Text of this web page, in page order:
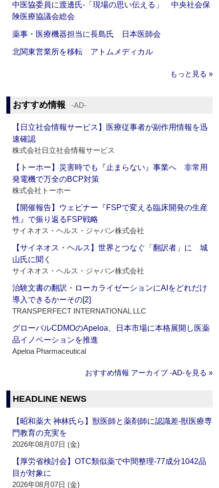
中医協委員に渡邊氏‐「現場の思い伝える」 中央社会保
険医療協議会総会
薬事・医療機器担当に長島氏 日本医師会
北関東営業所を移転 アトムメディカル
もっと見る »
おすすめ情報 ‐AD‐
【日立社会情報サービス】医療従事者が副作用情報を迅
速確認
株式会社日立社会情報サービス
【トーホー】災害時でも『止まらない』事業へ 非常用
発電機で万全のBCP対策
株式会社トーホー
【開催報告】ウェビナー『FSPで変える臨床開発の生産
性』で振り返るFSP戦略
サイネオス・ヘルス・ジャパン株式会社
【サイネオス・ヘルス】世界とつなぐ「翻訳者」に 城
山氏に聞く
サイネオス・ヘルス・ジャパン株式会社
治験文書の翻訳・ローカライゼーションにAIをどれだけ
導入できるかーその[2]
TRANSPERFECT INTERNATIONAL LLC
グローバルCDMOのApeloa、日本市場に本格展開し医薬
品イノベーションを推進
Apeloa Pharmaceutical
おすすめ情報 アーカイブ ‐AD‐を見る »
HEADLINE NEWS
【昭和薬大 神林氏ら】獣医師と薬剤師に認識差‐獣医療専
門教育の充実を
2026年08月07日 (金)
【厚労省検討会】OTC類似薬で中間整理‐77成分1042品
目が対象に
2026年08月07日 (金)